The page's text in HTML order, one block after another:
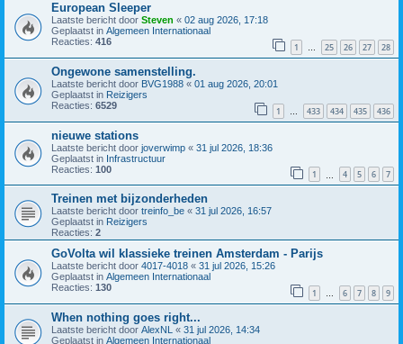
European Sleeper
Laatste bericht door Steven « 02 aug 2026, 17:18
Geplaatst in Algemeen Internationaal
Reacties: 416 1 … 25 26 27 28
Ongewone samenstelling.
Laatste bericht door BVG1988 « 01 aug 2026, 20:01
Geplaatst in Reizigers
Reacties: 6529 1 … 433 434 435 436
nieuwe stations
Laatste bericht door joverwimp « 31 jul 2026, 18:36
Geplaatst in Infrastructuur
Reacties: 100 1 4 5 6 7
Treinen met bijzonderheden
Laatste bericht door treinfo_be « 31 jul 2026, 16:57
Geplaatst in Reizigers
Reacties: 2
GoVolta wil klassieke treinen Amsterdam - Parijs
Laatste bericht door 4017-4018 « 31 jul 2026, 15:26
Geplaatst in Algemeen Internationaal
Reacties: 130 1 … 6 7 8 9
When nothing goes right...
Laatste bericht door AlexNL « 31 jul 2026, 14:34
Geplaatst in Algemeen Internationaal